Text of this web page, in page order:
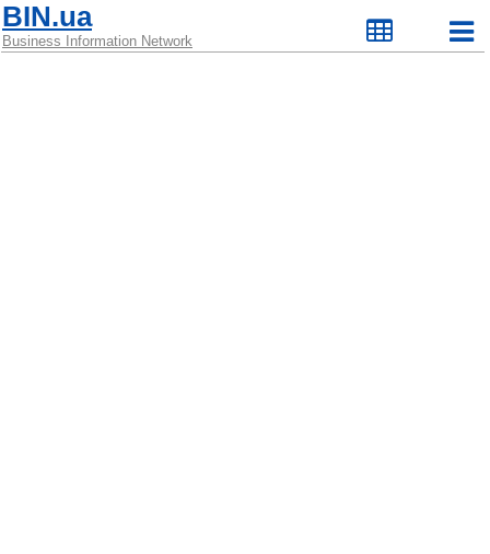
BIN.ua
Business Information Network